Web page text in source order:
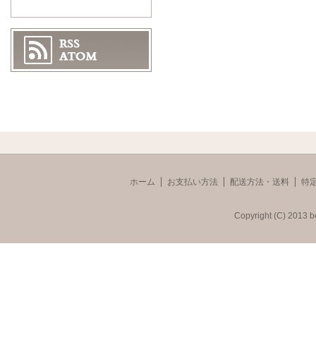
ホーム お支払い方法 配送方法・送料 特
Copyright (C) 2013